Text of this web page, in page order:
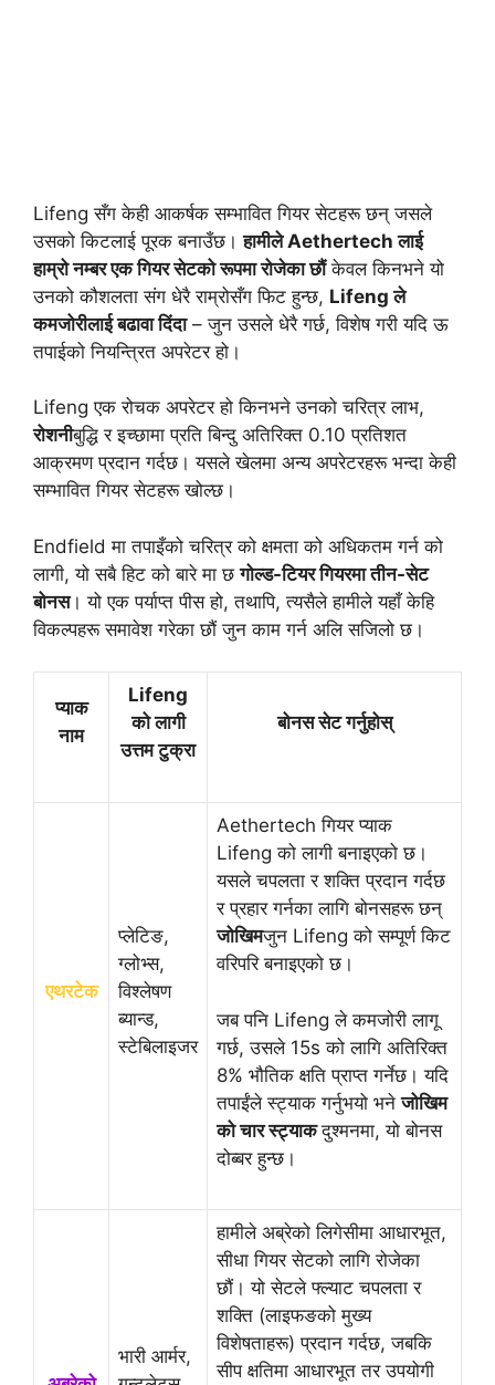
Lifeng सँग केही आकर्षक सम्भावित गियर सेटहरू छन् जसले
उसको किटलाई पूरक बनाउँछ।हामीले Aethertech लाई
हाम्रो नम्बर एक गियर सेटको रूपमा रोजेका छौंकेवल किनभने यो
उनको कौशलता संग धेरै राम्रोसँग फिट हुन्छ, Lifeng ले
कमजोरीलाई बढावा दिंदा– जुन उसले धेरै गर्छ, विशेष गरी यदि ऊ
तपाईको नियन्त्रित अपरेटर हो।
Lifeng एक रोचक अपरेटर हो किनभने उनको चरित्र लाभ,
रोशनीबुद्धि र इच्छामा प्रति बिन्दु अतिरिक्त 0.10 प्रतिशत
आक्रमण प्रदान गर्दछ। यसले खेलमा अन्य अपरेटरहरू भन्दा केही
सम्भावित गियर सेटहरू खोल्छ।
Endfield मा तपाइँको चरित्र को क्षमता को अधिकतम गर्न को
लागी, यो सबै हिट को बारे मा छगोल्ड-टियर गियरमा तीन-सेट
बोनस। यो एक पर्याप्त पीस हो, तथापि, त्यसैले हामीले यहाँ केहि
विकल्पहरू समावेश गरेका छौं जुन काम गर्न अलि सजिलो छ।
प्याक
नाम
Lifeng
को लागी
उत्तम टुक्रा
बोनस सेट गर्नुहोस्
एथरटेक
प्लेटिङ,
ग्लोभ्स,
विश्लेषण
ब्यान्ड,
स्टेबिलाइजर
Aethertech गियर प्याक
Lifeng को लागी बनाइएको छ।
यसले चपलता र शक्ति प्रदान गर्दछ
र प्रहार गर्नका लागि बोनसहरू छन्
जोखिमजुन Lifeng को सम्पूर्ण किट
वरिपरि बनाइएको छ।
जब पनि Lifeng ले कमजोरी लागू
गर्छ, उसले 15s को लागि अतिरिक्त
8% भौतिक क्षति प्राप्त गर्नेछ। यदि
तपाईंले स्ट्याक गर्नुभयो भनेजोखिम
को चार स्ट्याकदुश्मनमा, यो बोनस
दोब्बर हुन्छ।
भारी आर्मर,
हामीले अब्रेको लिगेसीमा आधारभूत,
सीधा गियर सेटको लागि रोजेका
छौं। यो सेटले फ्ल्याट चपलता र
शक्ति (लाइफङको मुख्य
विशेषताहरू) प्रदान गर्दछ, जबकि
सीप क्षतिमा आधारभूत तर उपयोगी